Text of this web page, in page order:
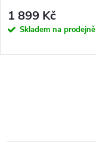
1 899 Kč
Skladem na prodejně